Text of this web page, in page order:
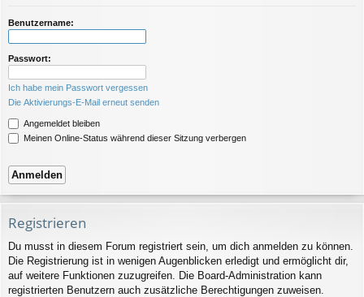
Benutzername:
Passwort:
Ich habe mein Passwort vergessen
Die Aktivierungs-E-Mail erneut senden
Angemeldet bleiben
Meinen Online-Status während dieser Sitzung verbergen
Registrieren
Du musst in diesem Forum registriert sein, um dich anmelden zu können.
Die Registrierung ist in wenigen Augenblicken erledigt und ermöglicht dir,
auf weitere Funktionen zuzugreifen. Die Board-Administration kann
registrierten Benutzern auch zusätzliche Berechtigungen zuweisen.